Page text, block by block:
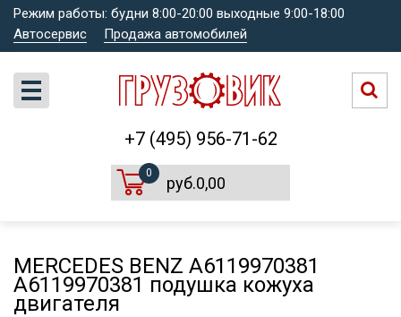
Режим работы: будни 8:00-20:00 выходные 9:00-18:00
Автосервис
Продажа автомобилей
+7 (495) 956-71-62
0
руб.0,00
MERCEDES BENZ A6119970381
A6119970381 подушка кожуха
двигателя